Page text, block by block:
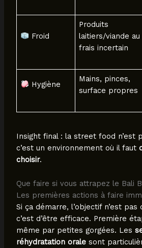
Froid
Produits
laitiers/viande au
frais incertain
Hygiène
Mains, pinces,
surface propres
Insight final : la street food n’est
c’est un environnement où il faut
choisir.
Que faire si vous attrapez le Bali
Les premières actions à faire
Si ça démarre, l’objectif n’est pas
c’est d’être efficace. Première
même par petites gorgées. Les
réhydratation oralesont